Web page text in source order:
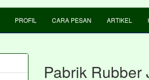
PROFIL CARA PESAN ARTIKEL
Pabrik Rubber